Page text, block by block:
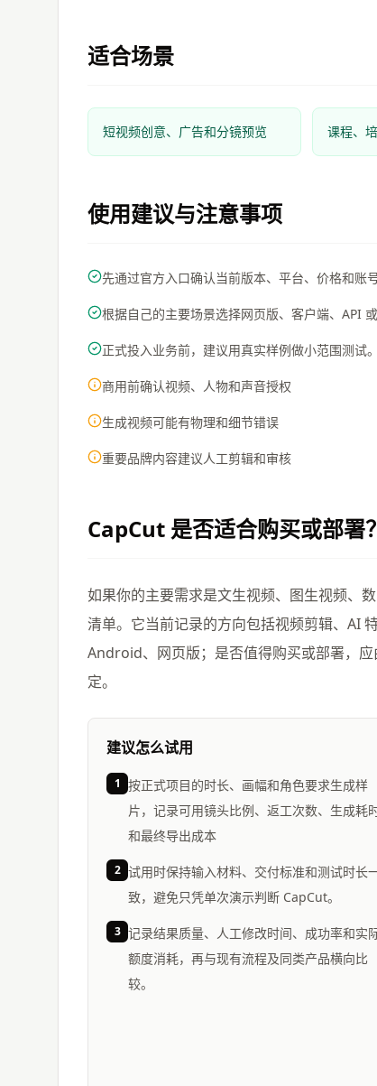
适合场景
短视频创意、广告和分镜预览 课程、
使用建议与注意事项
先通过官方入口确认当前版本、平台、价格和账号
根据自己的主要场景选择网页版、客户端、API 或
正式投入业务前，建议用真实样例做小范围测试。
商用前确认视频、人物和声音授权
生成视频可能有物理和细节错误
重要品牌内容建议人工剪辑和审核
CapCut 是否适合购买或部署？
如果你的主要需求是文生视频、图生视频、
清单。它当前记录的方向包括视频剪辑、AI
Android、网页版；是否值得购买或部署，
定。
建议怎么试用
1 按正式项目的时长、画幅和角色要求生成样
片，记录可用镜头比例、返工次数、生成耗
和最终导出成本
2 试用时保持输入材料、交付标准和测试时长
致，避免只凭单次演示判断 CapCut。
3 记录结果质量、人工修改时间、成功率和实
额度消耗，再与现有流程及同类产品横向比
较。